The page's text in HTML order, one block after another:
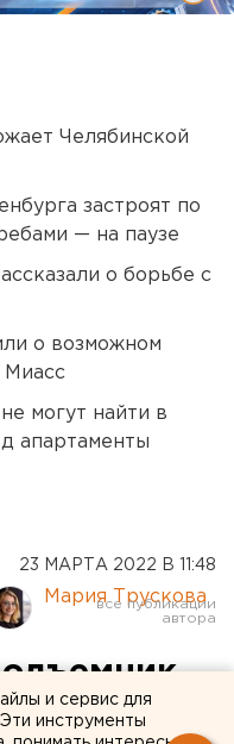
Челябинской
застроят по
— на паузе
о борьбе с
о возможном
Миасс
могут найти в
апартаменты
23 МАРТА 2022 В 11:48
Мария Трускова
и сервис для
инструменты